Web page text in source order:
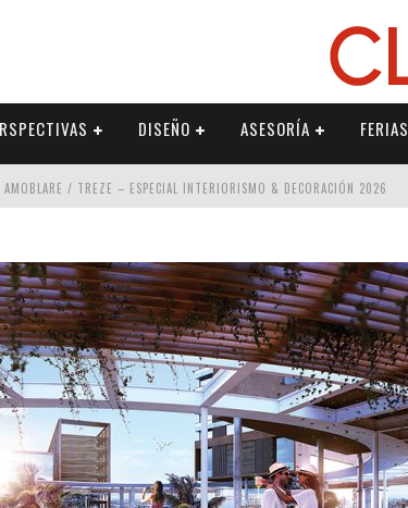
DISEÑO ASESORÍA FERIAS
/ TREZE – ESPECIAL INTERIORISMO & DECORACIÓN 2026
INTERIORISMO & DECORACIÓN 2026
DESIGN STUDIO – ESPECIAL INTERIORISMO & DECORACIÓN 2026